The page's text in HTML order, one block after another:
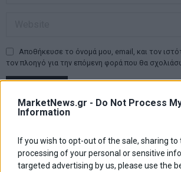
MarketNews.gr - Do Not Process
Information
If you wish to opt-out of the sale, sharing to
processing of your personal or sensitive
targeted advertising by us, please use the
Αποθήκευσε το όνομά μου, email, και τον
τον πλοηγό για την επόμενη φορά που θα
Πλοήγηση
άρθρων
ΠΡΟΗΓΟΥΜΕΝΟ ΑΡΘΡΟ
post:
στην Κίνα…
πολλαπλασιάζονται
0,1% τον